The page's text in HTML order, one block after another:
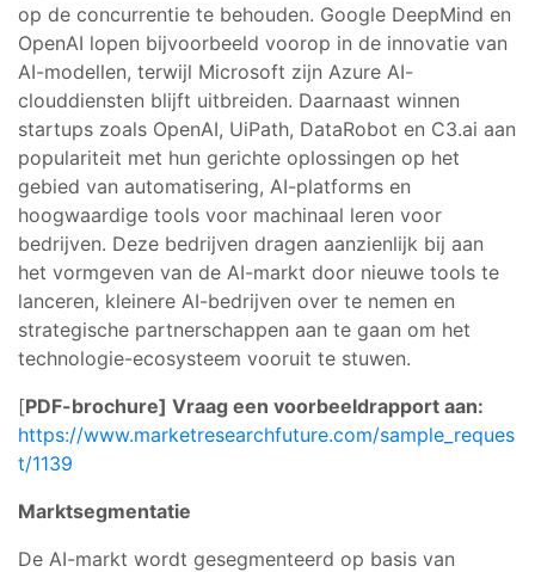
op de concurrentie te behouden. Google DeepMind en
OpenAI lopen bijvoorbeeld voorop in de innovatie van
AI-modellen, terwijl Microsoft zijn Azure AI-
clouddiensten blijft uitbreiden. Daarnaast winnen
startups zoals OpenAI, UiPath, DataRobot en C3.ai aan
populariteit met hun gerichte oplossingen op het
gebied van automatisering, AI-platforms en
hoogwaardige tools voor machinaal leren voor
bedrijven. Deze bedrijven dragen aanzienlijk bij aan
het vormgeven van de AI-markt door nieuwe tools te
lanceren, kleinere AI-bedrijven over te nemen en
strategische partnerschappen aan te gaan om het
technologie-ecosysteem vooruit te stuwen.
[PDF-brochure] Vraag een voorbeeldrapport aan:
https://www.marketresearchfuture.com/sample_reques
t/1139
Marktsegmentatie
De AI-markt wordt gesegmenteerd op basis van